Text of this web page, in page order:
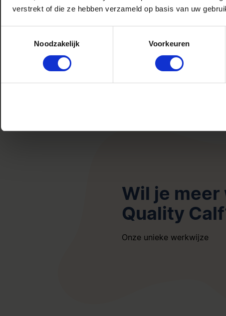
verstrekt of die ze hebben verzameld op basis van uw
Noodzakelijk
Voorkeuren
Wanneer de melkveehouder melk
het VLOG-label, moet hij zijn koeien
met GMO-vrij voer.
Quality Calf kan melkveehouders
Neem gerust contact met ons
vrij voeren en de mogelijkheden
Wil je
Quality
Onze unieke werkwijze